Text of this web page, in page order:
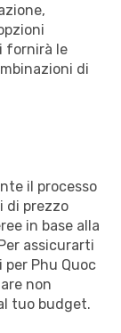
fornirà le
di
il processo
di prezzo
in base alla
assicurarti
Phu Quoc
non
tuo budget.